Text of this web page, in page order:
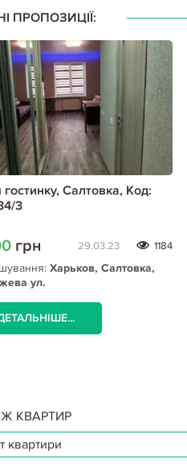
ПРОПОЗИЦІЇ:
Салтовка, Код:
3
грн 29.03.23 1184
Харьков, Салтовка,
ул.
КВАРТИР
квартири